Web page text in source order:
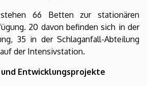
66 Betten zur stationären
20 davon befinden sich in der
35 in der Schlaganfall-Abteilung
der Intensivstation.
Entwicklungsprojekte